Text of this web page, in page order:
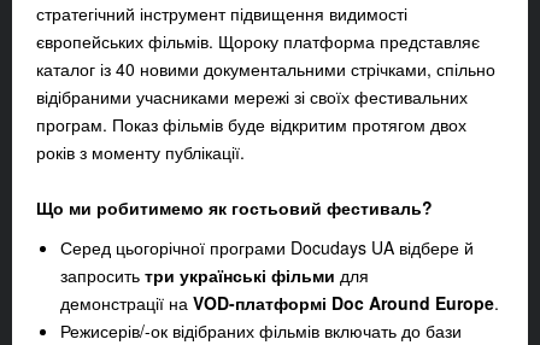
стратегічний інструмент підвищення видимості
європейських фільмів. Щороку платформа представляє
каталог із 40 новими документальними стрічками, спільно
відібраними учасниками мережі зі своїх фестивальних
програм. Показ фільмів буде відкритим протягом двох
років з моменту публікації.
Що ми робитимемо як гостьовий фестиваль?
Серед цьогорічної програми Docudays UA відбере й
запросить три українські фільми для
демонстрації на VOD-платформі Doc Around Europe.
Режисерів/-ок відібраних фільмів включать до бази